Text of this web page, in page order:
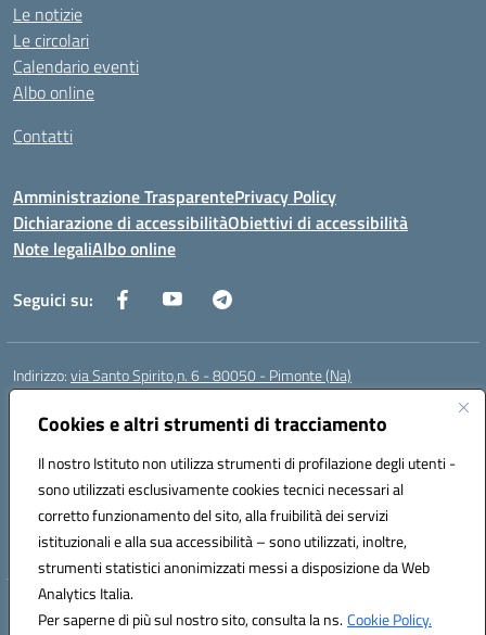
Cookies e altri strumenti di tracciamento
Il nostro Istituto non utilizza strumenti di profilazione degli utenti -
sono utilizzati esclusivamente cookies tecnici necessari al
corretto funzionamento del sito, alla fruibilità dei servizi
istituzionali e alla sua accessibilità – sono utilizzati, inoltre,
strumenti statistici anonimizzati messi a disposizione da Web
Analytics Italia.
Per saperne di più sul nostro sito, consulta la ns.Cookie Policy.
Le notizie
Le circolari
Calendario eventi
Albo online
Contatti
Amministrazione TrasparentePrivacy Policy
Dichiarazione di accessibilitàObiettivi di accessibilità
Note legaliAlbo online
Seguici su:
Indirizzo:via Santo Spirito,n. 6 - 80050 - Pimonte (Na)
Centralino:
Posta elettronica certificata (PEC):naic86400x@pec.istruzione.it
Codice fiscale: 82008870634
Codice meccanografico:NAIC86400X
Codice Indice delle Pubbliche Amministrazioni (IPA): ISTSC_NAIC86400X
Codice unico di fatturazione (CUF): UF5NKX
Hosting & Powered by 3D Solution S.r.l.